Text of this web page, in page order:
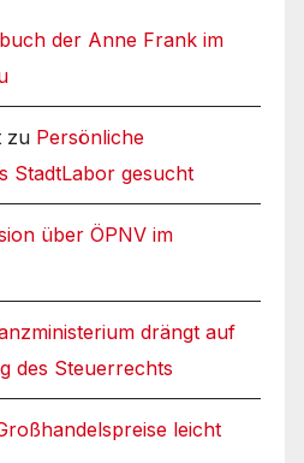
der Anne Frank im
zu Persönliche
StadtLabor gesucht
über ÖPNV im
drängt auf
des Steuerrechts
leicht